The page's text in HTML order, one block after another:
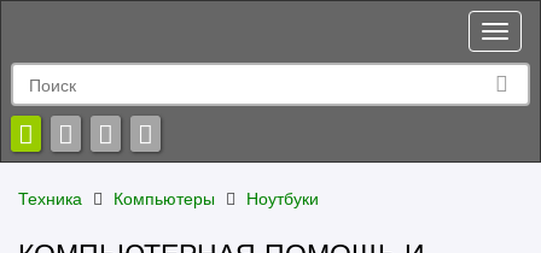
Техника Компьютеры Ноутбуки